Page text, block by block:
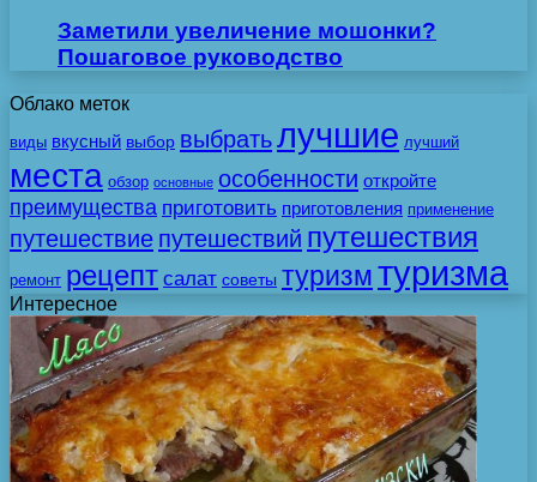
Заметили увеличение мошонки?
Пошаговое руководство
Облако меток
виды вкусный выбор выбратьлучшие лучший
места обзор основные особенности откройте
преимущества приготовить приготовления применение
путешествие путешествий путешествия
ремонт рецепт салат советы туризмтуризма
Интересное